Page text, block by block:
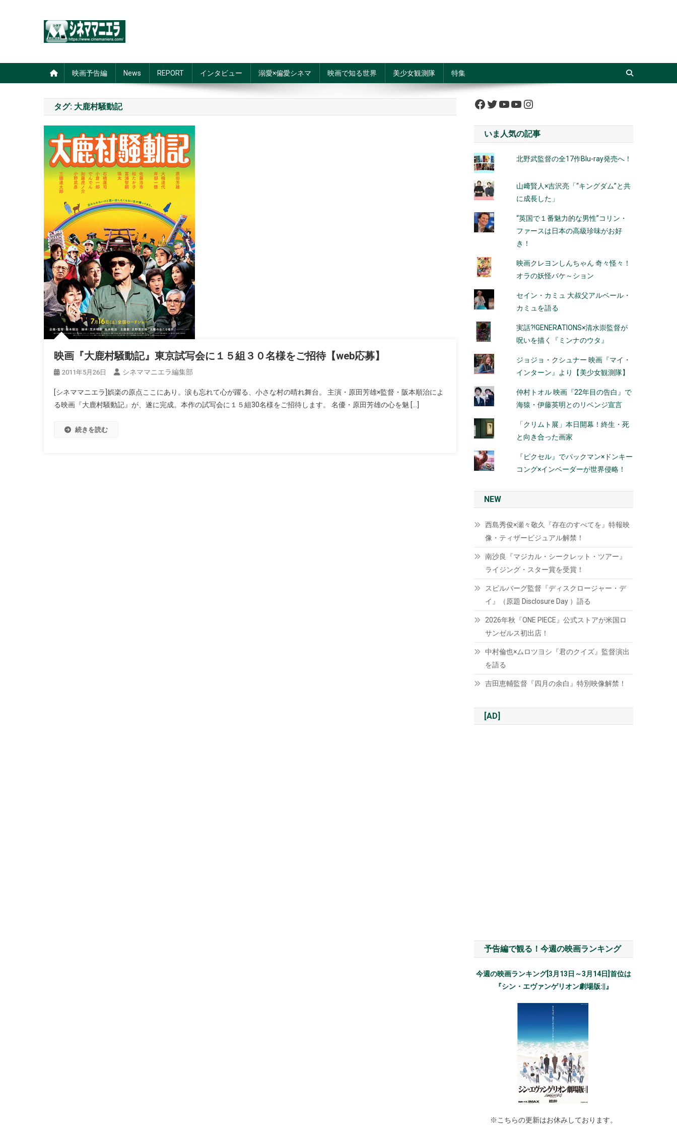
映画予告編 News REPORT インタビュー 溺愛×偏愛シネマ 映画で知る世界 美少女観測隊 特集
タグ: 大鹿村騒動記
映画『大鹿村騒動記』東京試写会に１５組３０名様をご招待【web応募】
2011年5月26日 シネママニエラ編集部
[シネママニエラ]娯楽の原点ここにあり。涙も忘れて心が躍る、小さな村の晴れ舞台。 主演・原田芳雄×監督・阪本順治によ
る映画『大鹿村騒動記』が、遂に完成。本作の試写会に１５組30名様をご招待します。 名優・原田芳雄の心を魅 […]
続きを読む
Facebook
Twitter
YouTube
YouTube
Instagram
いま人気の記事
北野武監督の全17作Blu-ray発売へ！
山﨑賢人×吉沢亮「“キングダム”と共
に成長した」
“英国で１番魅力的な男性”コリン・
ファースは日本の高級珍味がお好
き！
映画クレヨンしんちゃん 奇々怪々！
オラの妖怪バケ～ション
セイン・カミュ 大叔父アルベール・
カミュを語る
実話?!GENERATIONS×清水崇監督が
呪いを描く『ミンナのウタ』
ジョジョ・クシュナー 映画『マイ・
インターン』より【美少女観測隊】
仲村トオル 映画『22年目の告白』で
海猿・伊藤英明とのリベンジ宣言
「クリムト展」本日開幕！終生・死
と向き合った画家
『ピクセル』でパックマン×ドンキー
コング×インベーダーが世界侵略！
NEW
西島秀俊×瀬々敬久『存在のすべてを』特報映
像・ティザービジュアル解禁！
南沙良『マジカル・シークレット・ツアー』
ライジング・スター賞を受賞！
スピルバーグ監督『ディスクロージャー・デ
イ』（原題 Disclosure Day ）語る
2026年秋『ONE PIECE』公式ストアが米国ロ
サンゼルス初出店！
中村倫也×ムロツヨシ『君のクイズ』監督演出
を語る
吉田恵輔監督『四月の余白』特別映像解禁！
[AD]
予告編で観る！今週の映画ランキング
今週の映画ランキング[3月13日～3月14日]首位は
『シン・エヴァンゲリオン劇場版:||』
※こちらの更新はお休みしております。